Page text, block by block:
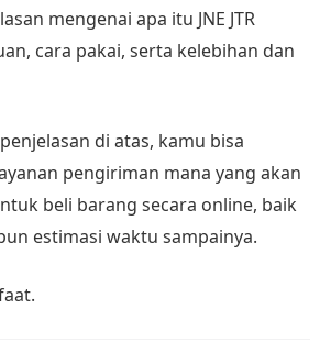
mengenai apa itu JNE JTR
cara pakai, serta kelebihan dan
di atas, kamu bisa
pengiriman mana yang akan
beli barang secara online, baik
estimasi waktu sampainya.